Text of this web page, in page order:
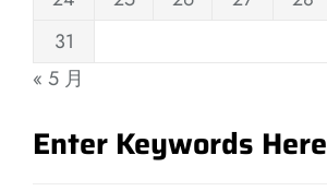
31
« 5 月
Enter Keywords Here